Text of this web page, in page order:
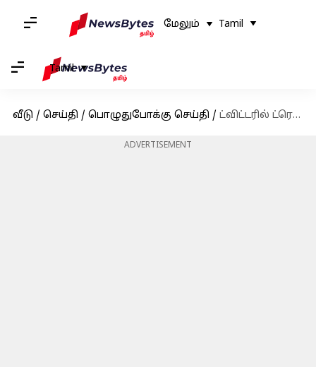
மேலும் Tamil
Tamil
வீடு / செய்தி / பொழுதுபோக்கு செய்தி / ட்விட்டரில் ட்ரெண்ட் ஆகும் ரஜினி ஹாஷ்டேக்; காரணம் என்ன?
ADVERTISEMENT